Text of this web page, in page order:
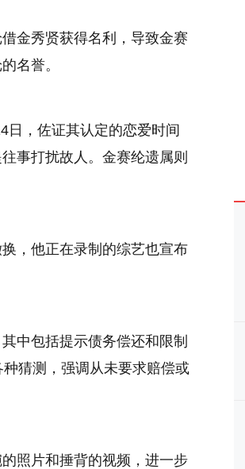
金秀贤获得名利，导致金赛
名誉。
日，佐证其认定的恋爱时间
事打扰故人。金赛纶遗属则
，他正在录制的综艺也宣布
中包括提示债务偿还和限制
猜测，强调从未要求赔偿或
照片和捶背的视频，进一步